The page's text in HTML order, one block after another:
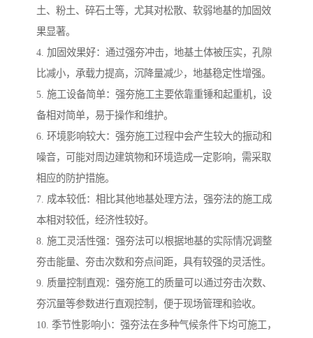
土、粉土、碎石土等，尤其对松散、软弱地基的加固效
果显著。
4. 加固效果好：通过强夯冲击，地基土体被压实，孔隙
比减小，承载力提高，沉降量减少，地基稳定性增强。
5. 施工设备简单：强夯施工主要依靠重锤和起重机，设
备相对简单，易于操作和维护。
6. 环境影响较大：强夯施工过程中会产生较大的振动和
噪音，可能对周边建筑物和环境造成一定影响，需采取
相应的防护措施。
7. 成本较低：相比其他地基处理方法，强夯法的施工成
本相对较低，经济性较好。
8. 施工灵活性强：强夯法可以根据地基的实际情况调整
夯击能量、夯击次数和夯点间距，具有较强的灵活性。
9. 质量控制直观：强夯施工的质量可以通过夯击次数、
夯沉量等参数进行直观控制，便于现场管理和验收。
10. 季节性影响小：强夯法在多种气候条件下均可施工，